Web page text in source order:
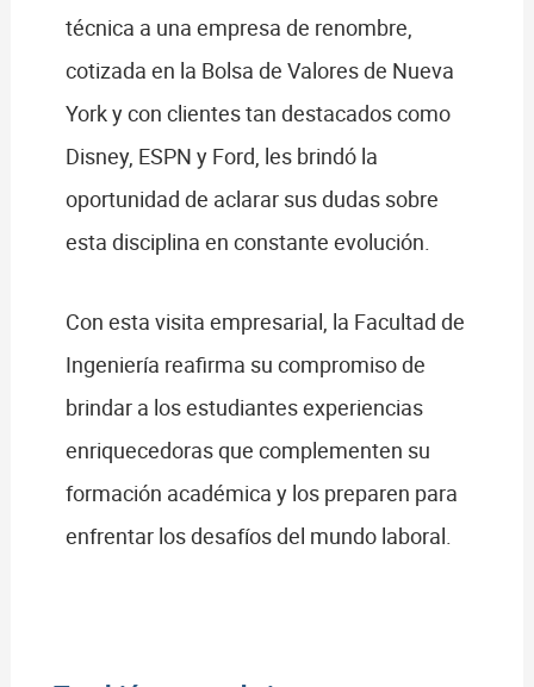
técnica a una empresa de renombre,
cotizada en la Bolsa de Valores de Nueva
York y con clientes tan destacados como
Disney, ESPN y Ford, les brindó la
oportunidad de aclarar sus dudas sobre
esta disciplina en constante evolución.
Con esta visita empresarial, la Facultad de
Ingeniería reafirma su compromiso de
brindar a los estudiantes experiencias
enriquecedoras que complementen su
formación académica y los preparen para
enfrentar los desafíos del mundo laboral.